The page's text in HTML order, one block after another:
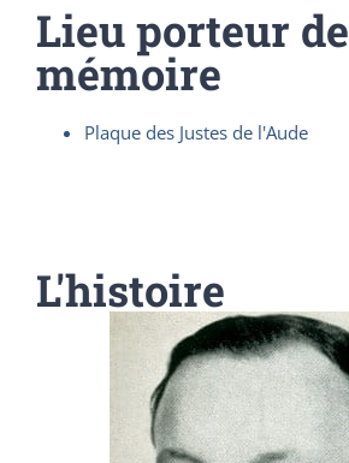
Lieu porteur de
mémoire
Plaque des Justes de l'Aude
L'histoire